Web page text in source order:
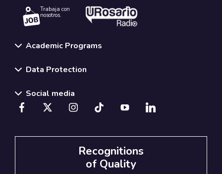
Trabaja con
nosotros.
Academic Programs
Data Protection
Social media
Recognitions
of Quality